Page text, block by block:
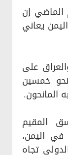
الماضي إن
يعاني
على
خمسين
المانحون.
المقيم
في اليمن،
تجاه